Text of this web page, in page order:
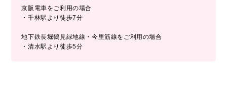
京阪電車をご利用の場合
・千林駅より徒歩7分
地下鉄長堀鶴見緑地線・今里筋線をご利用の場合
・清水駅より徒歩5分